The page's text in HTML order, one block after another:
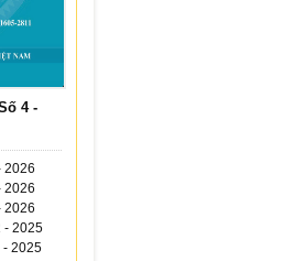
4 -
2026
2026
2026
- 2025
- 2025